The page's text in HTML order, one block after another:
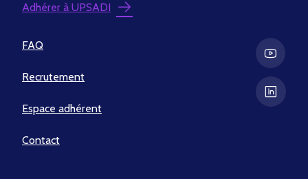
Adhérer à UPSADI
FAQ
Recrutement
Espace adhérent
Contact